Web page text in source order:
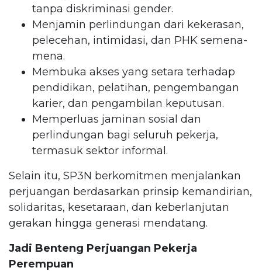
tanpa diskriminasi gender.
Menjamin perlindungan dari kekerasan,
pelecehan, intimidasi, dan PHK semena-
mena.
Membuka akses yang setara terhadap
pendidikan, pelatihan, pengembangan
karier, dan pengambilan keputusan.
Memperluas jaminan sosial dan
perlindungan bagi seluruh pekerja,
termasuk sektor informal.
Selain itu, SP3N berkomitmen menjalankan
perjuangan berdasarkan prinsip kemandirian,
solidaritas, kesetaraan, dan keberlanjutan
gerakan hingga generasi mendatang.
Jadi Benteng Perjuangan Pekerja
Perempuan